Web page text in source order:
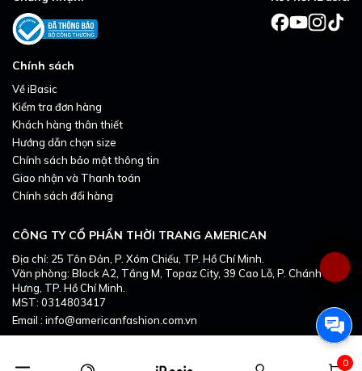
0
CÔNG TY CỔ PHẦN THỜI TRANG AMERICAN
Địa chỉ: 25 Tôn Đản, P. Xóm Chiếu, TP. Hồ Chí Minh.
Văn phòng: Block A2, Tầng M, Topaz City, 39 Cao Lỗ, P. Chánh
Hưng, TP. Hồ Chí Minh.
MST: 0314803417
Email : info@americanfashion.com.vn
Chính sách
Về iBasic
Kiểm tra đơn hàng
Khách hàng thân thiết
Hướng dẫn chọn size
Chính sách bảo mật thông tin
Giao nhận và Thanh toán
Chính sách đổi hàng